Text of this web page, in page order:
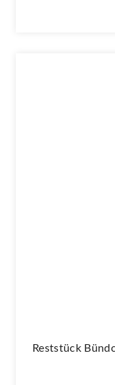
Reststück